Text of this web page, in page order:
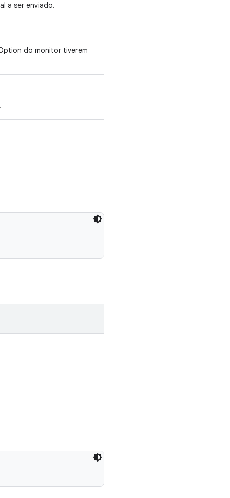
a ser enviado.
do monitor tiverem